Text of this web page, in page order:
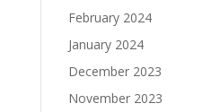
February 2024
January 2024
December 2023
November 2023